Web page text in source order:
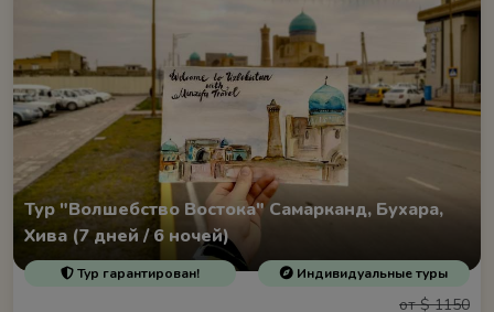
Тур "Волшебство Востока" Самарканд, Бухара,
Хива (7 дней / 6 ночей)
Тур гарантирован! Индивидуальные туры
от $ 1150